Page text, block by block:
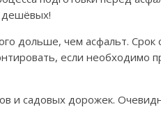
дешёвых!
дольше, чем асфальт.
если необходимо
и садовых дорожек.